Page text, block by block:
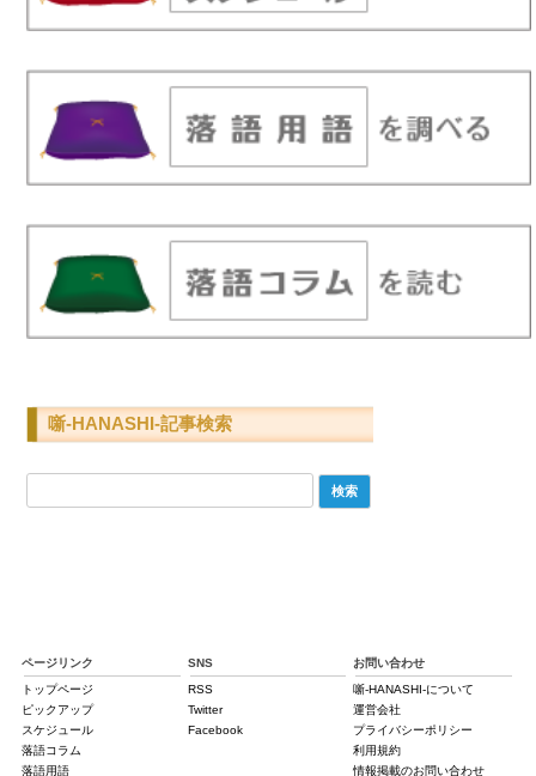
噺-HANASHI-記事検索
ページリンク
トップページ
ピックアップ
スケジュール
落語コラム
落語用語
SNS
RSS
Twitter
Facebook
お問い合わせ
噺-HANASHI-について
運営会社
プライバシーポリシー
利用規約
情報掲載のお問い合わせ